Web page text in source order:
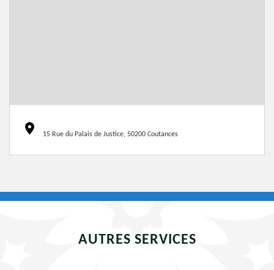
15 Rue du Palais de Justice, 50200 Coutances
AUTRES SERVICES